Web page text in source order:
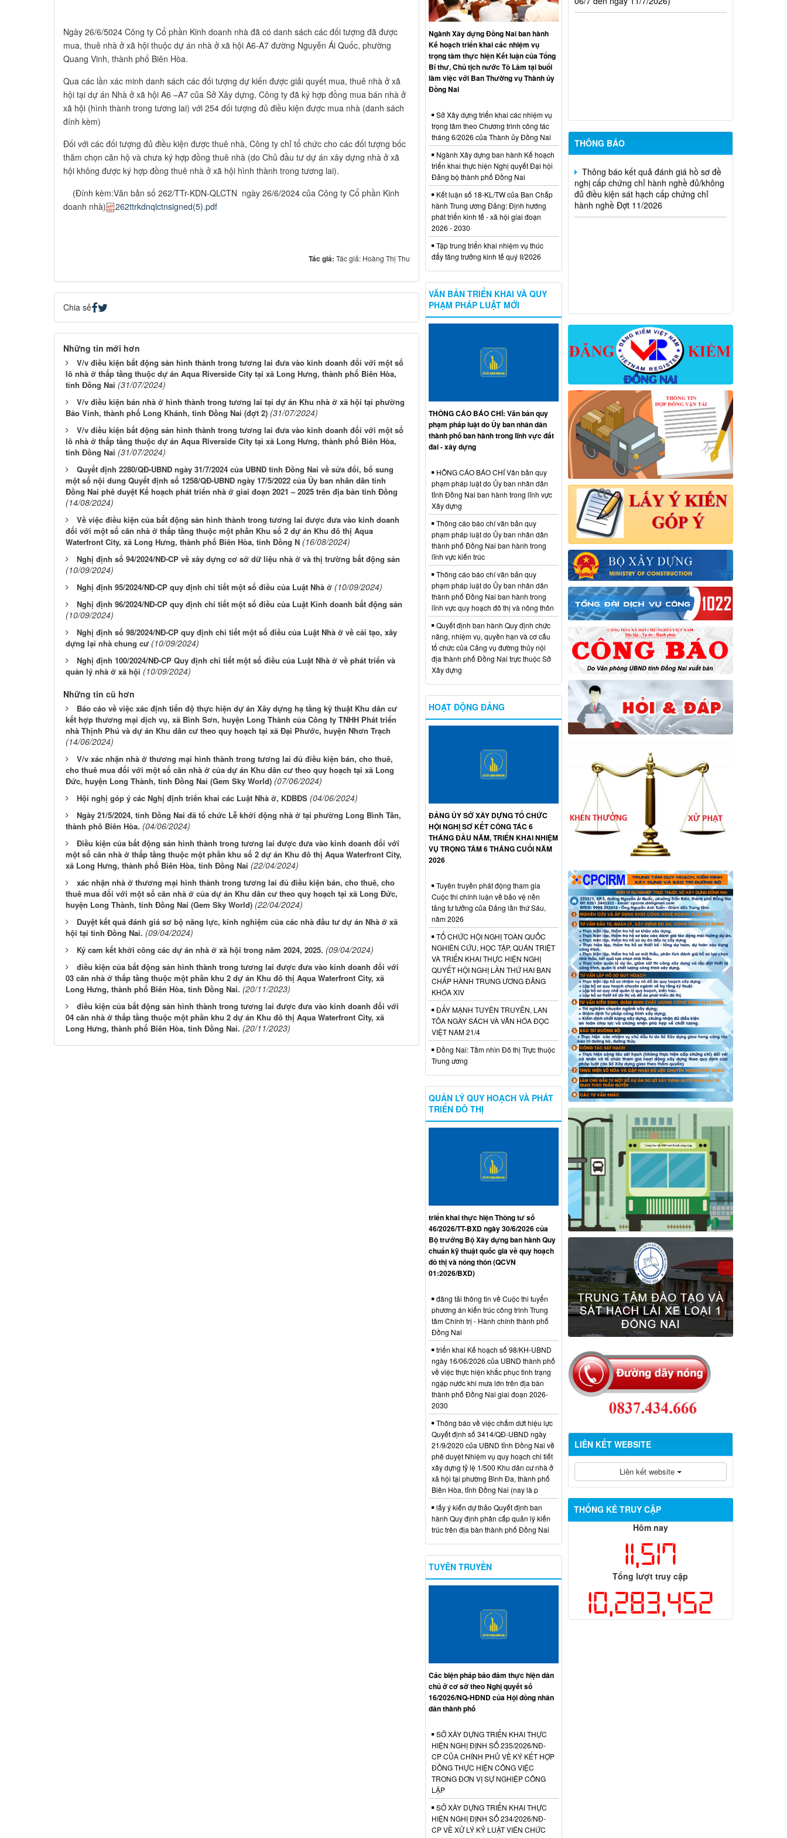
Ngày 26/6/5024 Công ty Cổ phần Kinh doanh nhà đã có danh sách các đối tượng đã được
mua, thuê nhà ở xã hội thuộc dự án nhà ở xã hội A6-A7 đường Nguyễn Ái Quốc, phường
Quang Vinh, thành phố Biên Hòa.
Qua các lần xác minh danh sách các đối tượng dự kiến được giải quyết mua, thuê nhà ở xã
hội tại dự án Nhà ở xã hội A6 –A7 của Sở Xây dựng, Công ty đã ký hợp đồng mua bán nhà ở
xã hội (hình thành trong tương lai) với 254 đối tượng đủ điều kiện được mua nhà (danh sách
đính kèm)
Đối với các đối tượng đủ điều kiện được thuê nhà, Công ty chỉ tổ chức cho các đối tượng bốc
thăm chọn căn hộ và chưa ký hợp đồng thuê nhà (do Chủ đầu tư dự án xây dựng nhà ở xã
hội không được ký hợp đồng thuê nhà ở xã hội hình thành trong tương lai).
(Đính kèm:Văn bản số 262/TTr-KDN-QLCTN ngày 26/6/2024 ​của Công ty Cổ phần Kinh
doanh nhà)​​
262ttrkdnqlctnsigned(5).pdf
Tác giả: Tác giả: Hoàng Thị Thu
Chia sẻ
Những tin mới hơn
V/v điều kiện bất động sản hình thành trong tương lai đưa vào kinh doanh đối với một số
lô nhà ở thấp tầng thuộc dự án Aqua Riverside City tại xã Long Hưng, thành phố Biên Hòa,
tỉnh Đồng Nai (31/07/2024)
V/v điều kiện bán nhà ở hình thành trong tương lai tại dự án Khu nhà ở xã hội tại phường
Bảo Vinh, thành phố Long Khánh, tỉnh Đồng Nai (đợt 2) (31/07/2024)
V/v điều kiện bất động sản hình thành trong tương lai đưa vào kinh doanh đối với một số
lô nhà ở thấp tầng thuộc dự án Aqua Riverside City tại xã Long Hưng, thành phố Biên Hòa,
tỉnh Đồng Nai (31/07/2024)
Quyết định 2280/QĐ-UBND ngày 31/7/2024 của UBND tỉnh Đồng Nai về sửa đổi, bổ sung
một số nội dung Quyết định số 1258/QĐ-UBND ngày 17/5/2022 của Ủy ban nhân dân tỉnh
Đồng Nai phê duyệt Kế hoạch phát triển nhà ở giai đoạn 2021 – 2025 trên địa bàn tỉnh Đồng
(14/08/2024)
Về việc điều kiện của bất động sản hình thành trong tương lai được đưa vào kinh doanh
đối với một số căn nhà ở thấp tầng thuộc một phần Khu số 2 dự án Khu đô thị Aqua
Waterfront City, xã Long Hưng, thành phố Biên Hòa, tỉnh Đồng N (16/08/2024)
Nghị định số 94/2024/NĐ-CP về xây dựng cơ sở dữ liệu nhà ở và thị trường bất động sản
(10/09/2024)
Nghị định 95/2024/NĐ-CP quy định chi tiết một số điều của Luật Nhà ở (10/09/2024)
Nghị định 96/2024/NĐ-CP quy định chi tiết một số điều của Luật Kinh doanh bất động sản
(10/09/2024)
Nghị định số 98/2024/NĐ-CP quy định chi tiết một số điều của Luật Nhà ở về cải tạo, xây
dựng lại nhà chung cư (10/09/2024)
Nghị định 100/2024/NĐ-CP Quy định chi tiết một số điều của Luật Nhà ở về phát triển và
quản lý nhà ở xã hội (10/09/2024)
Những tin cũ hơn
Báo cáo về việc xác định tiến độ thực hiện dự án Xây dựng hạ tầng kỹ thuật Khu dân cư
kết hợp thương mại dịch vụ, xã Bình Sơn, huyện Long Thành của Công ty TNHH Phát triển
nhà Thịnh Phú và dự án Khu dân cư theo quy hoạch tại xã Đại Phước, huyện Nhơn Trạch
(14/06/2024)
V/v xác nhận nhà ở thương mại hình thành trong tương lai đủ điều kiện bán, cho thuê,
cho thuê mua đối với một số căn nhà ở của dự án Khu dân cư theo quy hoạch tại xã Long
Đức, huyện Long Thành, tỉnh Đồng Nai (Gem Sky World) (07/06/2024)
Hội nghị góp ý các Nghị định triển khai các Luật Nhà ở, KDBĐS (04/06/2024)
Ngày 21/5/2024, tỉnh Đồng Nai đã tổ chức Lễ khởi động nhà ở tại phường Long Bình Tân,
thành phô Biên Hòa. (04/06/2024)
Điều kiện của bất động sản hình thành trong tương lai được đưa vào kinh doanh đối với
một số căn nhà ở thấp tầng thuộc một phần khu số 2 dự án Khu đô thị Aqua Waterfront City,
xã Long Hưng, thành phố Biên Hòa, tỉnh Đồng Nai (22/04/2024)
xác nhận nhà ở thương mại hình thành trong tương lai đủ điều kiện bán, cho thuê, cho
thuê mua đối với một số căn nhà ở của dự án Khu dân cư theo quy hoạch tại xã Long Đức,
huyện Long Thành, tỉnh Đồng Nai (Gem Sky World) (22/04/2024)
Duyệt kết quả đánh giá sơ bộ năng lực, kinh nghiệm của các nhà đầu tư dự án Nhà ở xã
hội tại tỉnh Đồng Nai. (09/04/2024)
Ký cam kết khởi công các dự án nhà ở xã hội trong năm 2024, 2025. (09/04/2024)
điều kiện của bất động sản hình thành trong tương lai được đưa vào kinh doanh đối với
03 căn nhà ở thấp tầng thuộc một phần khu 2 dự án Khu đô thị Aqua Waterfront City, xã
Long Hưng, thành phố Biên Hòa, tỉnh Đồng Nai. (20/11/2023)
điều kiện của bất động sản hình thành trong tương lai được đưa vào kinh doanh đối với
04 căn nhà ở thấp tầng thuộc một phần khu 2 dự án Khu đô thị Aqua Waterfront City, xã
Long Hưng, thành phố Biên Hòa, tỉnh Đồng Nai. (20/11/2023)
THÔNG BÁO
hành nghề hoạt động xây dựng (Đợt
đủ điều kiện sát hạch cấp chứng chỉ
hành nghề Đợt 10/2026
Thông báo kết quả đánh giá hồ sơ đề
nghị cấp chứng chỉ hành nghề đủ/không
đủ điều kiện sát hạch cấp chứng chỉ
hành nghề Đợt 11/2026
LIÊN KẾT WEBSITE
Liên kết website
THỐNG KÊ TRUY CẬP
Hôm nay
11,517
Tổng lượt truy cập
10,283,452
Ngành Xây dựng Đồng Nai ban hành
Kế hoạch triển khai các nhiệm vụ
trọng tâm thực hiện Kết luận của Tổng
Bí thư, Chủ tịch nước Tô Lâm tại buổi
làm việc với Ban Thường vụ Thành ủy
Đồng Nai
Sở Xây dựng triển khai các nhiệm vụ
trọng tâm theo Chương trình công tác
tháng 6/2026 của Thành ủy Đồng Nai
Ngành Xây dựng ban hành Kế hoạch
triển khai thực hiện Nghị quyết Đại hội
Đảng bộ thành phố Đồng Nai
Kết luận số 18-KL/TW của Ban Chấp
hành Trung ương Đảng: Định hướng
phát triển kinh tế - xã hội giai đoạn
2026 - 2030
Tập trung triển khai nhiệm vụ thúc
đẩy tăng trưởng kinh tế quý II/2026
VĂN BẢN TRIỂN KHAI VÀ QUY
PHẠM PHÁP LUẬT MỚI
THÔNG CÁO BÁO CHÍ: Văn bản quy
phạm pháp luật do Ủy ban nhân dân
thành phố ban hành trong lĩnh vực đất
đai - xây dựng
HÔNG CÁO BÁO CHÍ Văn bản quy
phạm pháp luật do Ủy ban nhân dân
tỉnh Đồng Nai ban hành trong lĩnh vực
Xây dựng
Thông cáo báo chí văn bản quy
phạm pháp luật do Ủy ban nhân dân
thành phố Đồng Nai ban hành trong
lĩnh vực kiến trúc
Thông cáo báo chí văn bản quy
phạm pháp luật do Ủy ban nhân dân
thành phố Đồng Nai ban hành trong
lĩnh vực quy hoạch đô thị và nông thôn
Quyết định ban hành Quy định chức
năng, nhiệm vụ, quyền hạn và cơ cấu
tổ chức của Cảng vụ đường thủy nội
địa thành phố Đồng Nai trực thuộc Sở
Xây dựng
HOẠT ĐỘNG ĐẢNG
ĐẢNG ỦY SỞ XÂY DỰNG TỔ CHỨC
HỘI NGHỊ SƠ KẾT CÔNG TÁC 6
THÁNG ĐẦU NĂM, TRIỂN KHAI NHIỆM
VỤ TRỌNG TÂM 6 THÁNG CUỐI NĂM
2026
Tuyên truyền phát động tham gia
Cuộc thi chính luận về bảo vệ nền
tảng tư tưởng của Đảng lần thứ Sáu,
năm 2026
TỔ CHỨC HỘI NGHỊ TOÀN QUỐC
NGHIÊN CỨU, HỌC TẬP, QUÁN TRIỆT
VÀ TRIỂN KHAI THỰC HIỆN NGHỊ
QUYẾT HỘI NGHỊ LẦN THỨ HAI BAN
CHẤP HÀNH TRUNG ƯƠNG ĐẢNG
KHÓA XIV
ĐẨY MẠNH TUYÊN TRUYỀN, LAN
TỎA NGÀY SÁCH VÀ VĂN HÓA ĐỌC
VIỆT NAM 21/4
Đồng Nai: Tầm nhìn Đô thị Trực thuộc
Trung ương
QUẢN LÝ QUY HOẠCH VÀ PHÁT
TRIỂN ĐÔ THỊ
triển khai thực hiện Thông tư số
46/2026/TT-BXD ngày 30/6/2026 của
Bộ trưởng Bộ Xây dựng ban hành Quy
chuẩn kỹ thuật quốc gia về quy hoạch
đô thị và nông thôn (QCVN
01:2026/BXD)
đăng tải thông tin về Cuộc thi tuyển
phương án kiến trúc công trình Trung
tâm Chính trị - Hành chính thành phố
Đồng Nai
triển khai Kế hoạch số 98/KH-UBND
ngày 16/06/2026 của UBND thành phố
về việc thực hiện khắc phục tình trạng
ngập nước khi mưa lớn trên địa bàn
thành phố Đồng Nai giai đoạn 2026-
2030
Thông báo về việc chấm dứt hiệu lực
Quyết định số 3414/QĐ-UBND ngày
21/9/2020 của UBND tỉnh Đồng Nai về
phê duyệt Nhiệm vụ quy hoạch chi tiết
xây dựng tỷ lệ 1/500 Khu dân cư nhà ở
xã hội tại phường Bình Đa, thành phố
Biên Hòa, tỉnh Đồng Nai (nay là p
lấy ý kiến dự thảo Quyết định ban
hành Quy định phân cấp quản lý kiến
trúc trên địa bàn thành phố Đồng Nai
TUYÊN TRUYỀN
Các biện pháp bảo đảm thực hiện dân
chủ ở cơ sở theo Nghị quyết số
16/2026/NQ-HĐND của Hội đồng nhân
dân thành phố
SỞ XÂY DỰNG TRIỂN KHAI THỰC
HIỆN NGHỊ ĐỊNH SỐ 235/2026/NĐ-
CP CỦA CHÍNH PHỦ VỀ KÝ KẾT HỢP
ĐỒNG THỰC HIỆN CÔNG VIỆC
TRONG ĐƠN VỊ SỰ NGHIỆP CÔNG
LẬP
SỞ XÂY DỰNG TRIỂN KHAI THỰC
HIỆN NGHỊ ĐỊNH SỐ 234/2026/NĐ-
CP VỀ XỬ LÝ KỶ LUẬT VIÊN CHỨC